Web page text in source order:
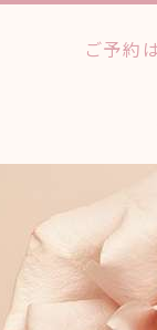
ワックストリ
アイブロウス
ご予約